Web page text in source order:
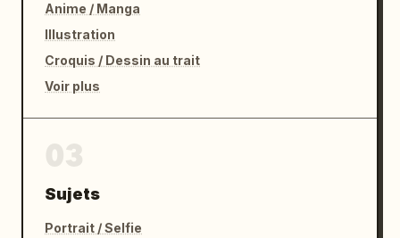
Anime / Manga
Illustration
Croquis / Dessin au trait
Voir plus
Sujets
Portrait / Selfie